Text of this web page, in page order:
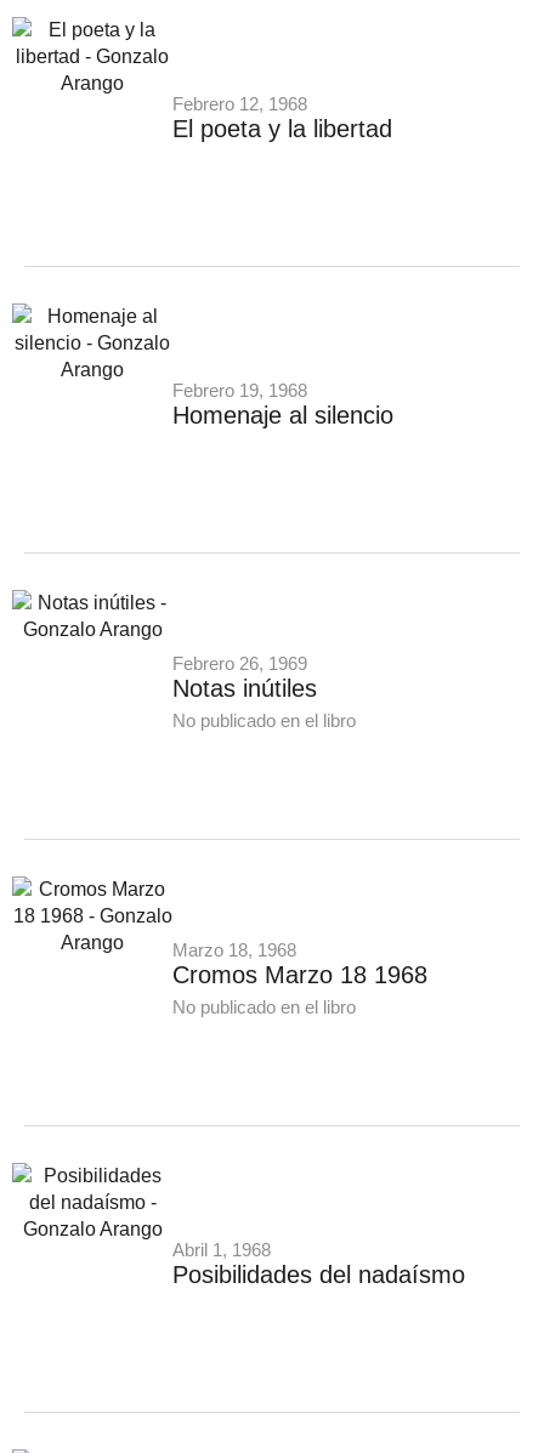
Febrero 12, 1968
El poeta y la libertad
Febrero 19, 1968
Homenaje al silencio
Febrero 26, 1969
Notas inútiles
No publicado en el libro
Marzo 18, 1968
Cromos Marzo 18 1968
No publicado en el libro
Abril 1, 1968
Posibilidades del nadaísmo